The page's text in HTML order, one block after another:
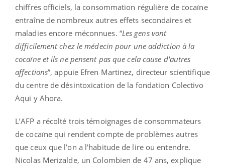
chiffres officiels, la consommation régulière de cocaïne
entraîne de nombreux autres effets secondaires et
maladies encore méconnues. “Les gens vont
difficilement chez le médecin pour une addiction à la
cocaïne et ils ne pensent pas que cela cause d'autres
affections”, appuie Efren Martinez, directeur scientifique
du centre de désintoxication de la fondation Colectivo
Aqui y Ahora.
L’AFP a récolté trois témoignages de consommateurs
de cocaïne qui rendent compte de problèmes autres
que ceux que l’on a l'habitude de lire ou entendre.
Nicolas Merizalde, un Colombien de 47 ans, explique